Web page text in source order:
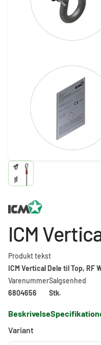
ICM
Produkt tekst
ICM Vertical Dele til Top, RF
Varenummer
6804656
Salgsenhed
Stk.
Beskrivelse
Variant